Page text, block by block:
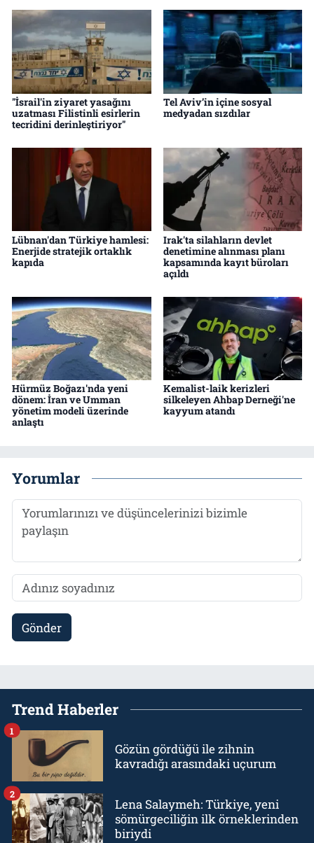
"İsrail'in ziyaret yasağını
uzatması Filistinli esirlerin
tecridini derinleştiriyor"
Tel Aviv’in içine sosyal
medyadan sızdılar
Lübnan'dan Türkiye hamlesi:
Enerjide stratejik ortaklık
kapıda
Irak'ta silahların devlet
denetimine alınması planı
kapsamında kayıt büroları
açıldı
Hürmüz Boğazı'nda yeni
dönem: İran ve Umman
yönetim modeli üzerinde
anlaştı
Kemalist-laik kerizleri
silkeleyen Ahbap Derneği'ne
kayyum atandı
Yorumlar
Gönder
Trend Haberler
Gözün gördüğü ile zihnin
kavradığı arasındaki uçurum
1
Lena Salaymeh: Türkiye, yeni
sömürgeciliğin ilk örneklerinden
biriydi
2